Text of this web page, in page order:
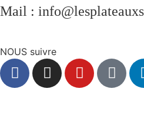
Mail :
NOUS suivre